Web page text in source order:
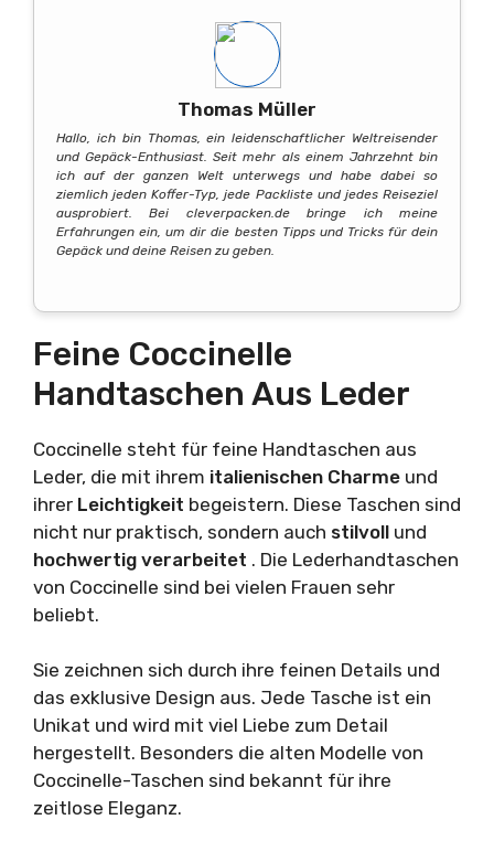
Thomas Müller
Hallo, ich bin Thomas, ein leidenschaftlicher Weltreisender
und Gepäck-Enthusiast. Seit mehr als einem Jahrzehnt bin
ich auf der ganzen Welt unterwegs und habe dabei so
ziemlich jeden Koffer-Typ, jede Packliste und jedes Reiseziel
ausprobiert. Bei cleverpacken.de bringe ich meine
Erfahrungen ein, um dir die besten Tipps und Tricks für dein
Gepäck und deine Reisen zu geben.
Feine Coccinelle
Handtaschen Aus Leder
Coccinelle steht für feine Handtaschen aus
Leder, die mit ihrem italienischen Charme und
ihrer Leichtigkeit begeistern. Diese Taschen sind
nicht nur praktisch, sondern auch stilvoll und
hochwertig verarbeitet . Die Lederhandtaschen
von Coccinelle sind bei vielen Frauen sehr
beliebt.
Sie zeichnen sich durch ihre feinen Details und
das exklusive Design aus. Jede Tasche ist ein
Unikat und wird mit viel Liebe zum Detail
hergestellt. Besonders die alten Modelle von
Coccinelle-Taschen sind bekannt für ihre
zeitlose Eleganz.